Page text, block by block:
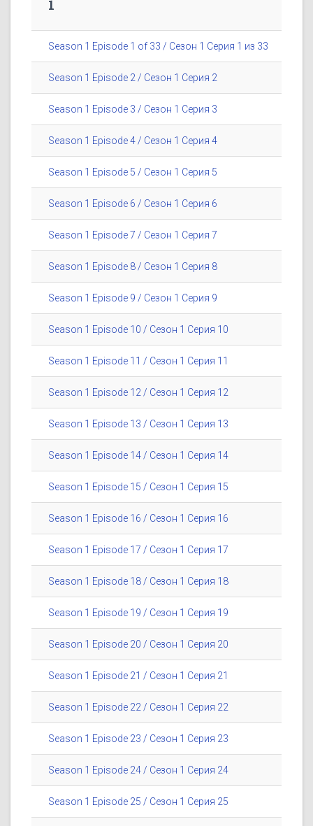
1
Season 1 Episode 1 of 33 / Сезон 1 Серия 1 из 33
Season 1 Episode 2 / Сезон 1 Серия 2
Season 1 Episode 3 / Сезон 1 Серия 3
Season 1 Episode 4 / Сезон 1 Серия 4
Season 1 Episode 5 / Сезон 1 Серия 5
Season 1 Episode 6 / Сезон 1 Серия 6
Season 1 Episode 7 / Сезон 1 Серия 7
Season 1 Episode 8 / Сезон 1 Серия 8
Season 1 Episode 9 / Сезон 1 Серия 9
Season 1 Episode 10 / Сезон 1 Серия 10
Season 1 Episode 11 / Сезон 1 Серия 11
Season 1 Episode 12 / Сезон 1 Серия 12
Season 1 Episode 13 / Сезон 1 Серия 13
Season 1 Episode 14 / Сезон 1 Серия 14
Season 1 Episode 15 / Сезон 1 Серия 15
Season 1 Episode 16 / Сезон 1 Серия 16
Season 1 Episode 17 / Сезон 1 Серия 17
Season 1 Episode 18 / Сезон 1 Серия 18
Season 1 Episode 19 / Сезон 1 Серия 19
Season 1 Episode 20 / Сезон 1 Серия 20
Season 1 Episode 21 / Сезон 1 Серия 21
Season 1 Episode 22 / Сезон 1 Серия 22
Season 1 Episode 23 / Сезон 1 Серия 23
Season 1 Episode 24 / Сезон 1 Серия 24
Season 1 Episode 25 / Сезон 1 Серия 25